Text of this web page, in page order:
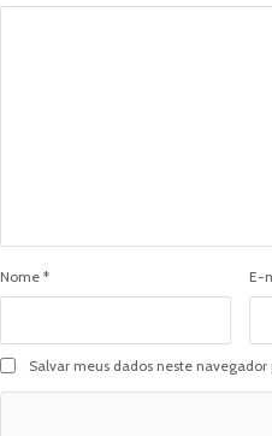
Nome * E-
Salvar meus dados neste